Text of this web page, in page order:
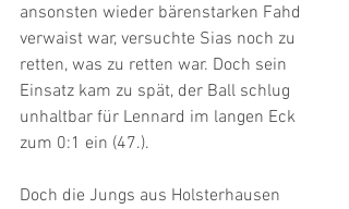
ansonsten wieder bärenstarken Fahd
verwaist war, versuchte Sias noch zu
retten, was zu retten war. Doch sein
Einsatz kam zu spät, der Ball schlug
unhaltbar für Lennard im langen Eck
zum 0:1 ein (47.).
Doch die Jungs aus Holsterhausen